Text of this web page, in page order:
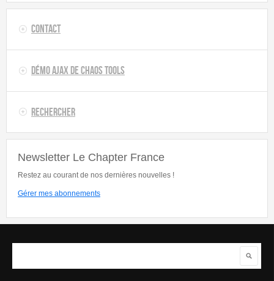
Contact
Démo AJAX de Chaos Tools
Rechercher
Newsletter Le Chapter France
Restez au courant de nos dernières nouvelles !
Gérer mes abonnements
Rechercher